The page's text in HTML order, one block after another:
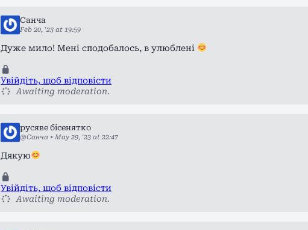
Санча
Feb 20, '23 at 19:59
Дуже мило! Мені сподобалось, в улюблені
Увійдіть, щоб відповісти
Awaiting moderation.
русяве бісенятко
@Санча • May 29, '23 at 22:47
Дякую
Увійдіть, щоб відповісти
Awaiting moderation.